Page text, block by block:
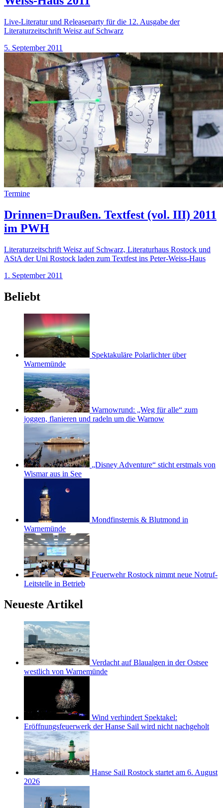
Live-Literatur und Releaseparty für die 12. Ausgabe der
Literaturzeitschrift Weisz auf Schwarz
5. September 2011
Termine
Drinnen=Draußen. Textfest (vol. III) 2011
im PWH
Literaturzeitschrift Weisz auf Schwarz, Literaturhaus Rostock und
AStA der Uni Rostock laden zum Textfest ins Peter-Weiss-Haus
1. September 2011
Beliebt
Spektakuläre Polarlichter über
Warnemünde
Warnowrund: „Weg für alle“ zum
joggen, flanieren und radeln um die Warnow
„Disney Adventure“ sticht erstmals von
Wismar aus in See
Mondfinsternis & Blutmond in
Warnemünde
Feuerwehr Rostock nimmt neue Notruf-
Leitstelle in Betrieb
Neueste Artikel
Verdacht auf Blaualgen in der Ostsee
westlich von Warnemünde
Wind verhindert Spektakel:
Eröffnungsfeuerwerk der Hanse Sail wird nicht nachgeholt
Hanse Sail Rostock startet am 6. August
2026